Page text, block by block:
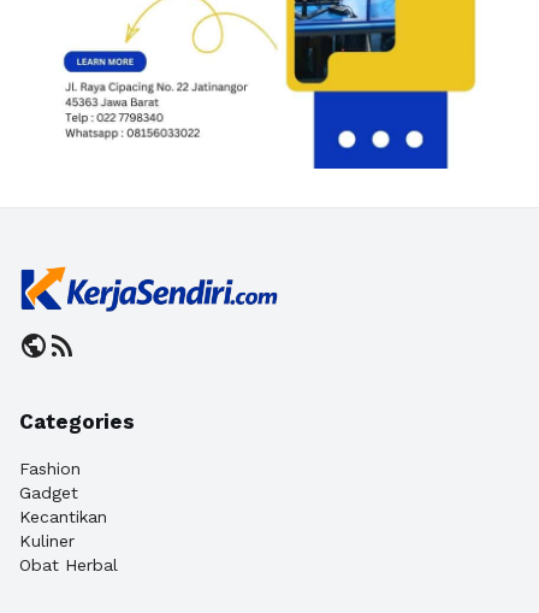
publicrss_feed
Categories
Fashion
Gadget
Kecantikan
Kuliner
Obat Herbal